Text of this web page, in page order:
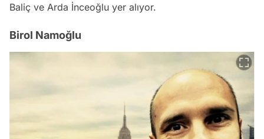
Baliç ve Arda İnceoğlu yer alıyor.
Birol Namoğlu